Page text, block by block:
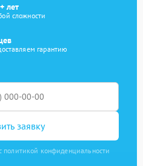
лет
сложности
гарантию
заявку
политикой конфиденциальности